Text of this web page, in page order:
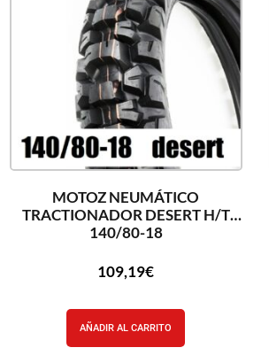
MOTOZ NEUMÁTICO
TRACTIONADOR DESERT H/T
140/80-18
109,19€
AÑADIR AL CARRITO